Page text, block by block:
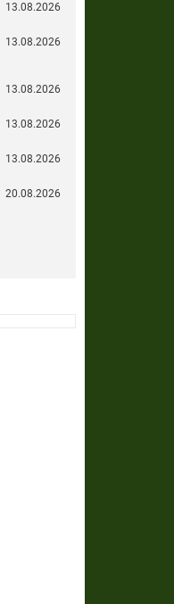
13.08.2026
13.08.2026
13.08.2026
13.08.2026
13.08.2026
20.08.2026